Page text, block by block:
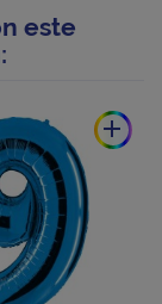
este
add